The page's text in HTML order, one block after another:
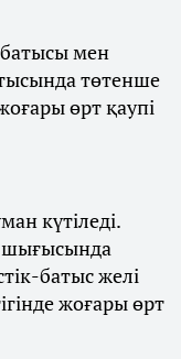
мен
төтенше
өрт қаупі
күтіледі.
шығысында
батыс желі
жоғары өрт